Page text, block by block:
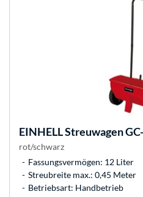
EINHELLStreuwagen
rot/schwarz
Fassungsvermögen: 12 Liter
Streubreite max.: 0,45 Meter
Betriebsart: Handbetrieb